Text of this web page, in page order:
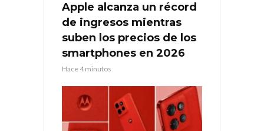
Apple alcanza un récord
de ingresos mientras
suben los precios de los
smartphones en 2026
Hace 4 minutos